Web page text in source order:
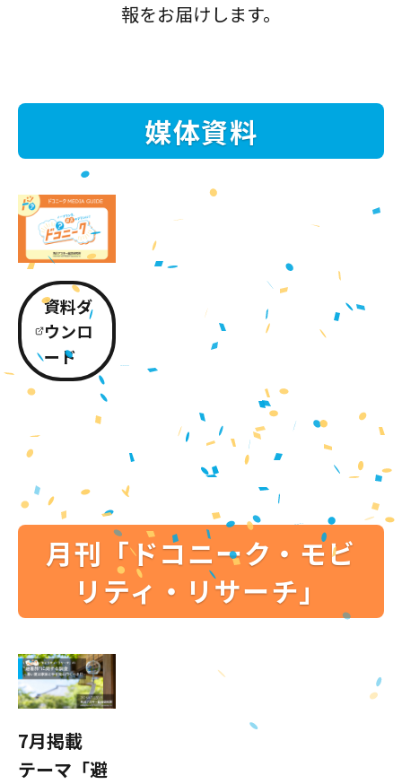
報をお届けします。
媒体資料
資料ダ
ウンロ
ード
月刊「ドコニーク・モビ
リティ・リサーチ」
7月掲載
テーマ「避